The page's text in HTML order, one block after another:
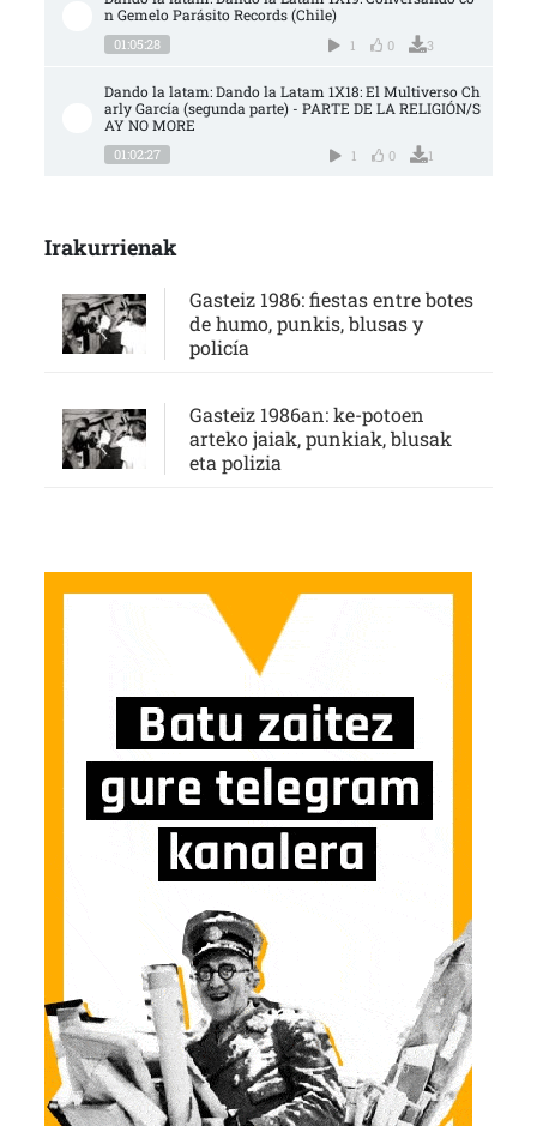
n Gemelo Parásito Records (Chile)
01:05:28 1 0 3
Dando la latam: Dando la Latam 1X18: El Multiverso Ch
arly García (segunda parte) - PARTE DE LA RELIGIÓN/S
AY NO MORE
01:02:27 1 0 1
Irakurrienak
Gasteiz 1986: fiestas entre botes
de humo, punkis, blusas y
policía
Gasteiz 1986an: ke-potoen
arteko jaiak, punkiak, blusak
eta polizia